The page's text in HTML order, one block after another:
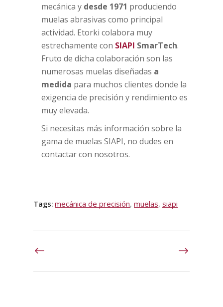
mecánica y desde 1971 produciendo
muelas abrasivas como principal
actividad. Etorki colabora muy
estrechamente con SIAPI SmarTech.
Fruto de dicha colaboración son las
numerosas muelas diseñadas a
medida para muchos clientes donde la
exigencia de precisión y rendimiento es
muy elevada.
Si necesitas más información sobre la
gama de muelas SIAPI, no dudes en
contactar con nosotros.
Tags: mecánica de precisión,muelas,siapi